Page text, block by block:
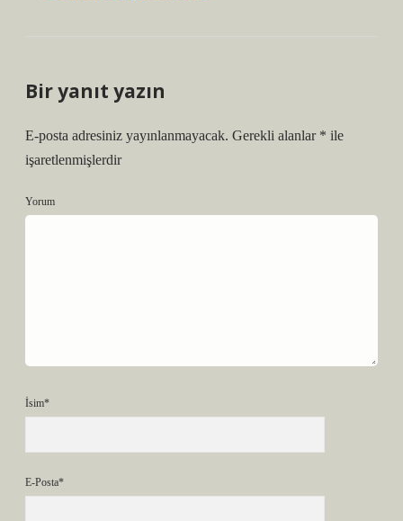
Bir yanıt yazın
E-posta adresiniz yayınlanmayacak. Gerekli alanlar * ile
işaretlenmişlerdir
Yorum
İsim*
E-Posta*